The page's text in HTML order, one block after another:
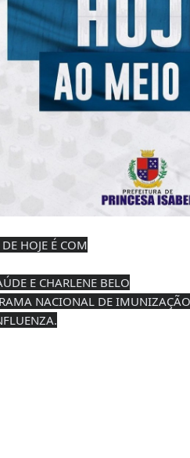
HOJE É COM
E CHARLENE BELO
NACIONAL DE